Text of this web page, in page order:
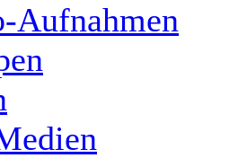
Aufnahmen